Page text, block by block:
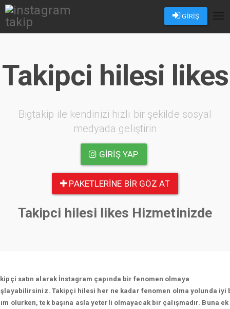
GİRİŞ
Takipci hilesi likes
Bigtakip ile kendinizi hızlı bir şekilde sosyal
medyada geliştirin
GIRIŞ YAP
PAKETLERINE BIR GÖZ AT
Takipci hilesi likes Hizmetinizde
satın alarak İnstagram çapında bir fenomen olmaya
Takipçi hilesi her ne kadar fenomen olma yolunda iyi
olurken, tek başına asla yeterli olmayacak bir çalışmadır. Buna ek